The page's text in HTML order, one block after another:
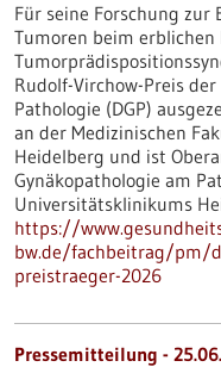
Für seine Forschung
Tumoren beim erblichen
Rudolf-Virchow-Preis
Pathologie (DGP)
an der Medizinischen
Heidelberg und ist
Gynäkopathologie am
Universitätsklinikums
https://
bw.de/fachbeitrag/pm/
preistraeger-2026
Pressemitteilung -